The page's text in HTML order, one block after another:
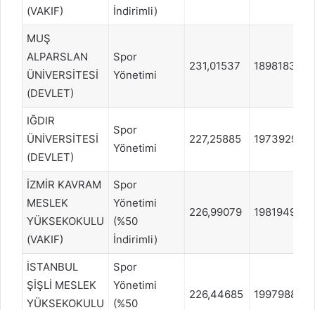
(VAKIF)
İndirimli)
MUŞ
ALPARSLAN
ÜNİVERSİTESİ
(DEVLET)
Spor
Yönetimi
231,01537 1898183
IĞDIR
ÜNİVERSİTESİ
(DEVLET)
Spor
Yönetimi
227,25885 1973929
İZMİR KAVRAM
MESLEK
YÜKSEKOKULU
(VAKIF)
Spor
Yönetimi
(%50
İndirimli)
226,99079 1981949
İSTANBUL
ŞİŞLİ MESLEK
YÜKSEKOKULU
Spor
Yönetimi
(%50
226,44685 1997988